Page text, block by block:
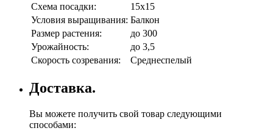
Схема посадки:
15х15
Условия выращивания: Балкон
Размер растения:
до 300
Урожайность:
до 3,5
Скорость созревания:
Среднеспелый
Доставка.
Вы можете получить свой товар следующими
способами: